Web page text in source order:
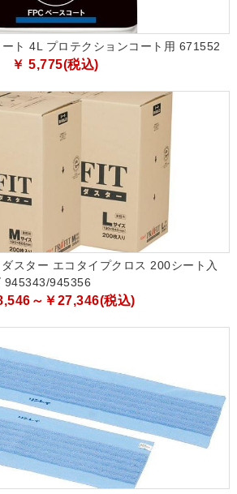
ト 4L プロテクションコート用 671552
￥ 5,775(税込)
スター エコタイプクロス 200シート入
945343/945356
～￥27,346(税込)